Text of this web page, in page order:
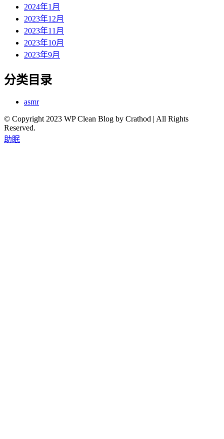
2024年1月
2023年12月
2023年11月
2023年10月
2023年9月
分类目录
asmr
© Copyright 2023 WP Clean Blog by Crathod | All Rights
Reserved.
助眠